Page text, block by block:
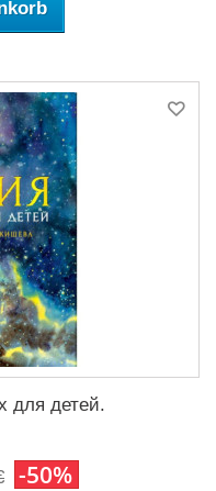
для детей.
-50%